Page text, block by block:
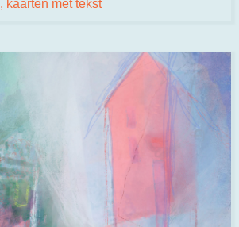
, kaarten met tekst